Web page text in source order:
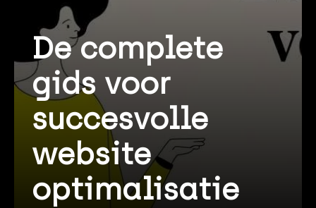
De complete
gids voor
succesvolle
website
optimalisatie